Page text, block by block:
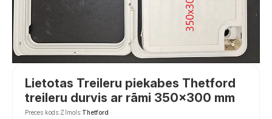
Lietotas Treileru piekabes Thetford
treileru durvis ar rāmi 350×300 mm
Preces kods:Zīmols:Thetford